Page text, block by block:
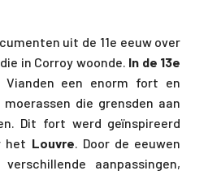
uit de 11e eeuw over
in Corroy woonde. In de 13e
Vianden een enorm fort en
die grensden aan
Dit fort werd geïnspireerd
het Louvre. Door de eeuwen
aanpassingen,